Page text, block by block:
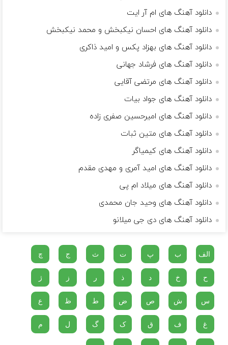
دانلود آهنگ های ام آر ایت
دانلود آهنگ های احسان نیکبخش و محمد نیکبخش
دانلود آهنگ های بهزاد پکس و امید ذاکری
دانلود آهنگ های فرشاد جهانی
دانلود آهنگ های مرتضی آقایی
دانلود آهنگ های جواد بیات
دانلود آهنگ های امیرحسین صفری زاده
دانلود آهنگ های متین ثبات
دانلود آهنگ های کیمیاگر
دانلود آهنگ های امید آمری و مهدی مقدم
دانلود آهنگ های میلاد ام پی
دانلود آهنگ های وحید جان محمدی
دانلود آهنگ های دی جی میلانو
الف ب پ ت ث ج چ
ح خ د ذ ر ز ژ
س ش ص ض ط ظ ع
غ ف ق ک گ ل م